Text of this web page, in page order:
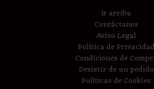
Ir arriba
Contáctanos
Aviso Legal
Política de Privacidad
Condiciones de
Desistir de un pedido
Políticas de Cookies